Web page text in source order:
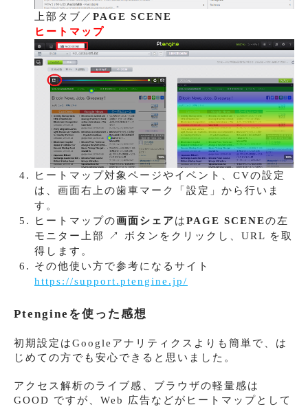
上部タブ／ PAGE SCENE
ヒートマップ
ヒートマップ対象ページやイベント、CVの設定
は、画面右上の歯車マーク「設定」から行いま
す。
ヒートマップの画面シェアはPAGE SCENEの左
モニター上部 ↗ ボタンをクリックし、URL を取
得します。
その他使い方で参考になるサイト
https://support.ptengine.jp/
Ptengineを使った感想
初期設定はGoogleアナリティクスよりも簡単で、は
じめての方でも安心できると思いました。
アクセス解析のライブ感、ブラウザの軽量感は
GOOD ですが、Web 広告などがヒートマップとして